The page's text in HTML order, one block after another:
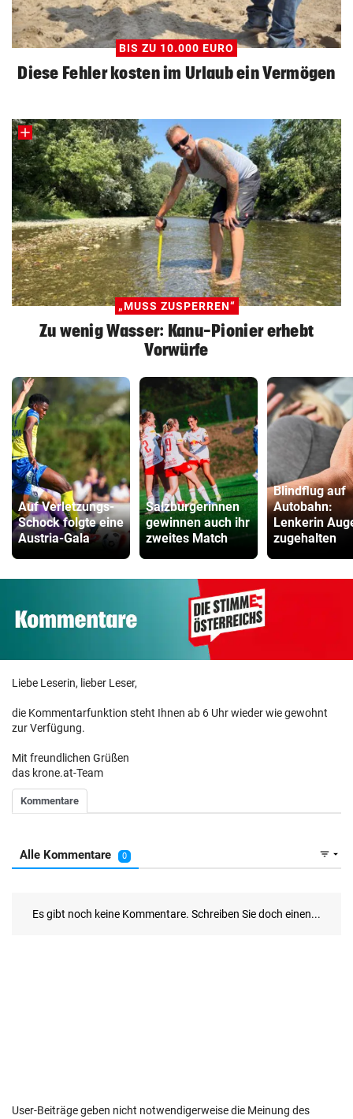
BIS ZU 10.000 EURO
Diese Fehler kosten im Urlaub ein Vermögen
„MUSS ZUSPERREN“
Zu wenig Wasser: Kanu-Pionier erhebt
Vorwürfe
Auf Verletzungs-
Schock folgte eine
Austria-Gala
Salzburgerinnen
gewinnen auch ihr
zweites Match
Blindflug auf
Autobahn:
Lenkerin
zugehalten
Liebe Leserin, lieber Leser,
die Kommentarfunktion steht Ihnen ab 6 Uhr wieder wie gewohnt
zur Verfügung.
Mit freundlichen Grüßen
das krone.at-Team
User-Beiträge geben nicht notwendigerweise die Meinung des